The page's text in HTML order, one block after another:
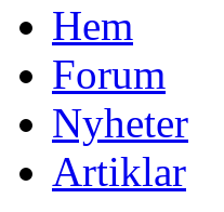
Hem
Forum
Nyheter
Artiklar